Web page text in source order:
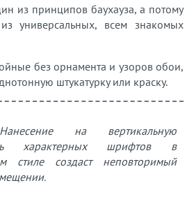
из принципов баухауза, а потому
универсальных, всем знакомых
без орнамента и узоров обои,
штукатурку или краску.
на вертикальную
характерных шрифтов в
стиле создаст неповторимый